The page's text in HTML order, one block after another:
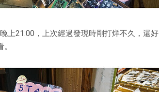
上21:00，上次經過發現時剛打烊不久，還好